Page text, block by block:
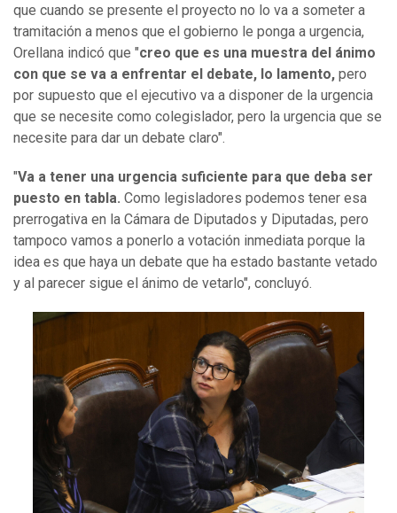
que cuando se presente el proyecto no lo va a someter a
tramitación a menos que el gobierno le ponga a urgencia,
Orellana indicó que "creo que es una muestra del ánimo
con que se va a enfrentar el debate, lo lamento, pero
por supuesto que el ejecutivo va a disponer de la urgencia
que se necesite como colegislador, pero la urgencia que se
necesite para dar un debate claro".
"Va a tener una urgencia suficiente para que deba ser
puesto en tabla. Como legisladores podemos tener esa
prerrogativa en la Cámara de Diputados y Diputadas, pero
tampoco vamos a ponerlo a votación inmediata porque la
idea es que haya un debate que ha estado bastante vetado
y al parecer sigue el ánimo de vetarlo", concluyó.